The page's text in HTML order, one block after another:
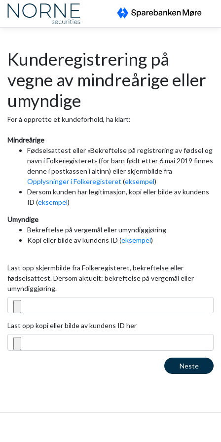
Kunderegistrering på
vegne av mindreårige eller
umyndige
For å opprette et kundeforhold, ha klart:
Mindreårige
Fødselsattest eller «Bekreftelse på registrering av fødsel og
navn i Folkeregisteret» (for barn født etter 6.mai 2019 finnes
denne i postkassen i altinn) eller skjermbilde fra
Opplysninger i Folkeregisteret (eksempel)
Dersom kunden har legitimasjon, kopi eller bilde av kundens
ID (eksempel)
Umyndige
Bekreftelse på vergemål eller umyndiggjøring
Kopi eller bilde av kundens ID (eksempel)
Last opp skjermbilde fra Folkeregisteret, bekreftelse eller
fødselsattest. Dersom aktuelt: bekreftelse på vergemål eller
umyndiggjøring.
Last opp kopi eller bilde av kundens ID her
Neste